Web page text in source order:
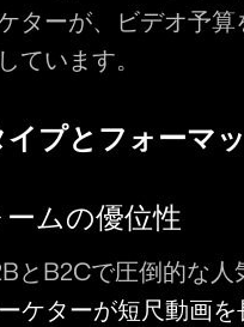
ターが、ビデオ予
ています。
プとフォーマ
ムの優位性
とB2Cで圧倒的な
ケターが短尺動画